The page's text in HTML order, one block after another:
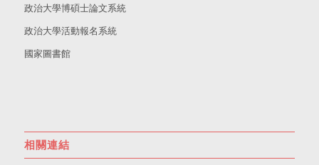
政治大學博碩士論文系統
政治大學活動報名系統
國家圖書館
相關連結